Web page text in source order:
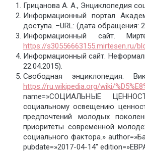
Грицанова А. А., Энциклопедия
Информационный портал
доступа. –URL: (дата обращения:
Информационный сайт.
https://s30556663155.mirtesen.ru/
Информационный сайт.
22.04.2015).
Свободная энциклопедия.
https://ru.wikipedia.org/wiki/
name=»СОЦИАЛЬНЫЕ
социальному освещению
предпочтений молодых
приоритеты современной
социального фактора.»
pubdate=»2017-04-14″